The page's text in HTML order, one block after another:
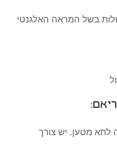
בשל המראה האלגנטי
לתא מטען. יש צורך